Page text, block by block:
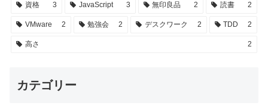
資格 3 JavaScript 3 無印良品 2 読書 2
VMware 2 勉強会 2 デスクワーク 2 TDD 2
高さ 2
カテゴリー